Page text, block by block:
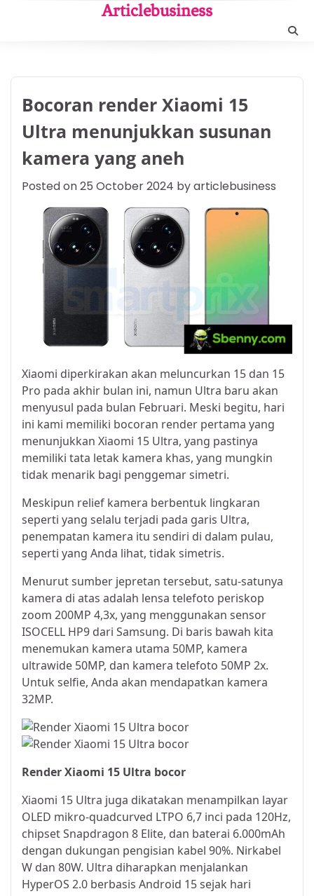
Articlebusiness
Bocoran render Xiaomi 15
Ultra menunjukkan susunan
kamera yang aneh
Posted on25 October 2024 byarticlebusiness
Xiaomi diperkirakan akan meluncurkan 15 dan 15
Pro pada akhir bulan ini, namun Ultra baru akan
menyusul pada bulan Februari. Meski begitu, hari
ini kami memiliki bocoran render pertama yang
menunjukkan Xiaomi 15 Ultra, yang pastinya
memiliki tata letak kamera khas, yang mungkin
tidak menarik bagi penggemar simetri.
Meskipun relief kamera berbentuk lingkaran
seperti yang selalu terjadi pada garis Ultra,
penempatan kamera itu sendiri di dalam pulau,
seperti yang Anda lihat, tidak simetris.
Menurut sumber jepretan tersebut, satu-satunya
kamera di atas adalah lensa telefoto periskop
zoom 200MP 4,3x, yang menggunakan sensor
ISOCELL HP9 dari Samsung. Di baris bawah kita
menemukan kamera utama 50MP, kamera
ultrawide 50MP, dan kamera telefoto 50MP 2x.
Untuk selfie, Anda akan mendapatkan kamera
32MP.
Render Xiaomi 15 Ultra bocor
Xiaomi 15 Ultra juga dikatakan menampilkan layar
OLED mikro-quadcurved LTPO 6,7 inci pada 120Hz,
chipset Snapdragon 8 Elite, dan baterai 6.000mAh
dengan dukungan pengisian kabel 90%. Nirkabel
W dan 80W. Ultra diharapkan menjalankan
HyperOS 2.0 berbasis Android 15 sejak hari